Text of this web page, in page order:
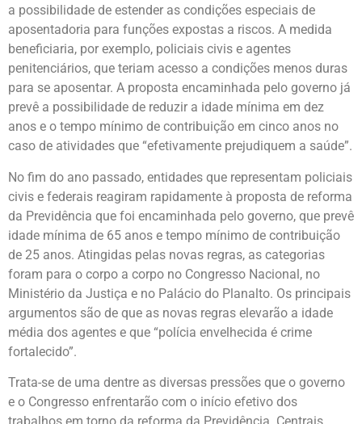
a possibilidade de estender as condições especiais de
aposentadoria para funções expostas a riscos. A medida
beneficiaria, por exemplo, policiais civis e agentes
penitenciários, que teriam acesso a condições menos duras
para se aposentar. A proposta encaminhada pelo governo já
prevê a possibilidade de reduzir a idade mínima em dez
anos e o tempo mínimo de contribuição em cinco anos no
caso de atividades que “efetivamente prejudiquem a saúde”.
No fim do ano passado, entidades que representam policiais
civis e federais reagiram rapidamente à proposta de reforma
da Previdência que foi encaminhada pelo governo, que prevê
idade mínima de 65 anos e tempo mínimo de contribuição
de 25 anos. Atingidas pelas novas regras, as categorias
foram para o corpo a corpo no Congresso Nacional, no
Ministério da Justiça e no Palácio do Planalto. Os principais
argumentos são de que as novas regras elevarão a idade
média dos agentes e que “polícia envelhecida é crime
fortalecido”.
Trata-se de uma dentre as diversas pressões que o governo
e o Congresso enfrentarão com o início efetivo dos